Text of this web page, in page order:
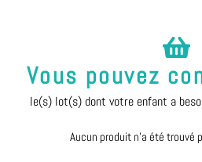
Vous pouvez
le(s) lot(s) dont votre enfant a
Aucun produit n’a été trouvé